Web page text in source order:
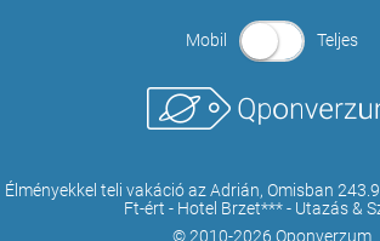
Mobil Teljes
Élményekkel teli vakáció az Adrián, Omisban
Ft-ért - Hotel Brzet*** - Utazás &
© 2010-2026 Qponverzum